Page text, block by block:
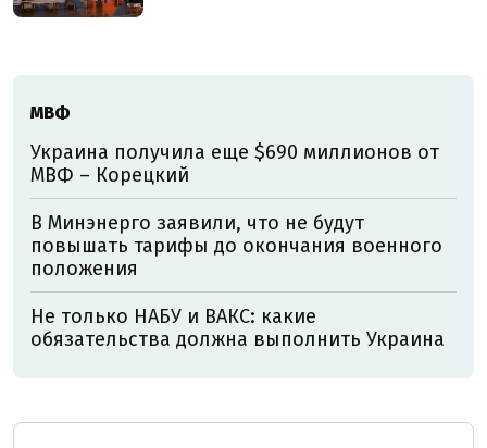
МВФ
Украина получила еще $690 миллионов от
МВФ – Корецкий
В Минэнерго заявили, что не будут
повышать тарифы до окончания военного
положения
Не только НАБУ и ВАКС: какие
обязательства должна выполнить Украина